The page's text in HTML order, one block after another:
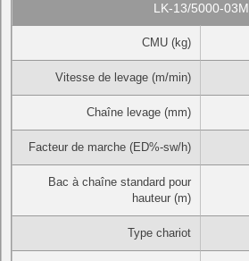
LK-13/5000-03M
CMU (kg)
Vitesse de levage (m/min)
Chaîne levage (mm)
Facteur de marche (ED%-sw/h)
Bac à chaîne standard pour
hauteur (m)
Type chariot